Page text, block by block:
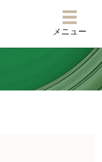
メニ
メニュー